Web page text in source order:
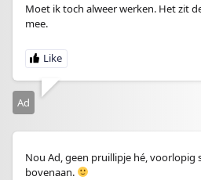
Moet ik toch alweer werken. Het zit
mee.
Ad
Nou Ad, geen pruillipje hé, voorlopig
bovenaan.